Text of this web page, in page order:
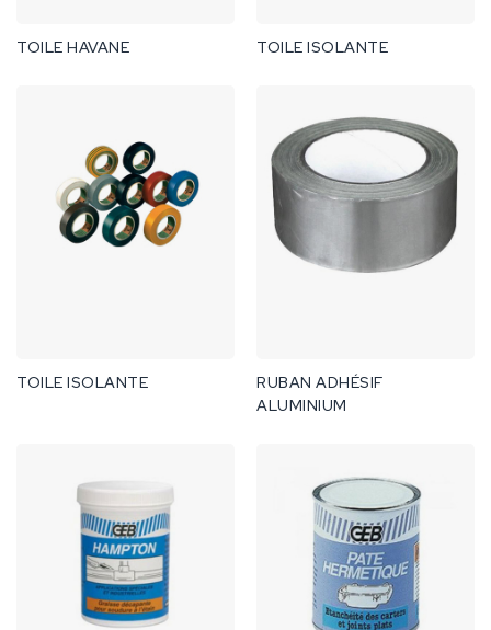
TOILE HAVANE TOILE ISOLANTE
TOILE ISOLANTE
RUBAN ADHÉSIF
ALUMINIUM